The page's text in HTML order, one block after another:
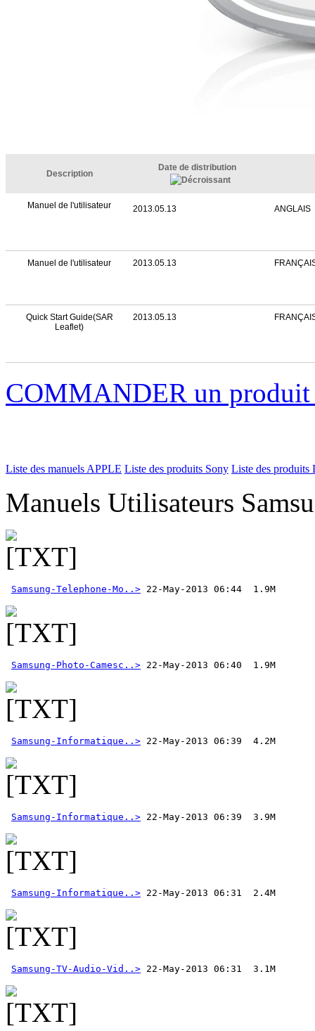
Description
Date de distribution
Manuel de l'utilisateur 2013.05.13 ANGLAIS
Manuel de l'utilisateur 2013.05.13
Quick Start Guide(SAR
Leaflet)
2013.05.13
COMMANDER un
Liste des manuels APPLE Liste des produits Sony Liste des produits
Manuels Utilisateurs
Samsung-Telephone-Mo..>
Samsung-Photo-Camesc..>
Samsung-Informatique..>
Samsung-Informatique..>
Samsung-Informatique..>
Samsung-TV-Audio-Vid..>